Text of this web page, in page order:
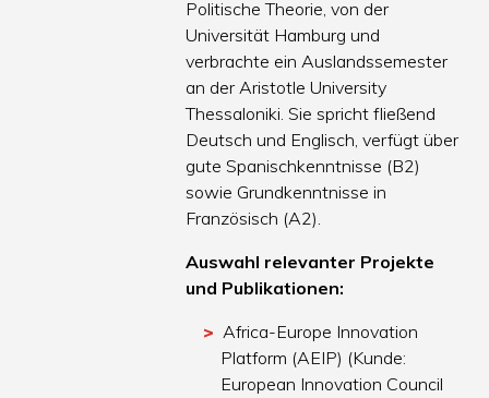
Politische Theorie, von der
Universität Hamburg und
verbrachte ein Auslandssemester
an der Aristotle University
Thessaloniki. Sie spricht fließend
Deutsch und Englisch, verfügt über
gute Spanischkenntnisse (B2)
sowie Grundkenntnisse in
Französisch (A2).
Auswahl relevanter Projekte
und Publikationen:
Africa-Europe Innovation
Platform (AEIP) (Kunde:
European Innovation Council